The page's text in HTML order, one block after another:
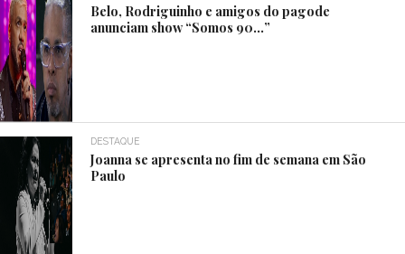
Belo, Rodriguinho e amigos do pagode
anunciam show “Somos 90…”
DESTAQUE
Joanna se apresenta no fim de semana em São
Paulo